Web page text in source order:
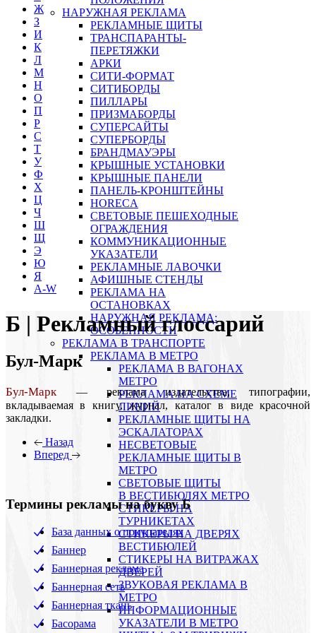
НАРУЖНАЯ РЕКЛАМА
РЕКЛАМНЫЕ ЩИТЫ
ТРАНСПАРАНТЫ-
ПЕРЕТЯЖКИ
АРКИ
СИТИ-ФОРМАТ
СИТИБОРДЫ
ПИЛЛАРЫ
ПРИЗМАБОРДЫ
СУПЕРСАЙТЫ
СУПЕРБОРДЫ
БРАНДМАУЭРЫ
КРЫШНЫЕ УСТАНОВКИ
КРЫШНЫЕ ПАНЕЛИ
ПАНЕЛЬ-КРОНШТЕЙНЫ
HORECA
СВЕТОВЫЕ ПЕШЕХОДНЫЕ
ОГРАЖДЕНИЯ
КОММУНИКАЦИОННЫЕ
УКАЗАТЕЛИ
РЕКЛАМНЫЕ ЛАВОЧКИ
АФИШНЫЕ СТЕНДЫ
РЕКЛАМА НА
ОСТАНОВКАХ
НАРУЖНАЯ РЕКЛАМА:
ОСОБЕННОСТИ
РЕКЛАМА В ТРАНСПОРТЕ
РЕКЛАМА В МЕТРО
РЕКЛАМА В ВАГОНАХ
МЕТРО
РЕКЛАМА НА СХЕМЕ
ЛИНИЙ
РЕКЛАМНЫЕ ЩИТЫ НА
ЭСКАЛАТОРАХ
НЕСВЕТОВЫЕ
РЕКЛАМНЫЕ ЩИТЫ В
МЕТРО
СВЕТОВЫЕ ЩИТЫ
В ВЕСТИБЮЛЯХ МЕТРО
СТИКЕРЫ НА
ТУРНИКЕТАХ
CТИКЕРЫ НА ДВЕРЯХ
ВЕСТИБЮЛЕЙ
CТИКЕРЫ НА ВИТРАЖАХ
ДВЕРЕЙ
ЗВУКОВАЯ РЕКЛАМА В
МЕТРО
ИНФОРМАЦИОННЫЕ
УКАЗАТЕЛИ В МЕТРО
Ж
З
И
К
Л
М
Н
О
П
Р
С
Т
У
Ф
Х
Ц
Ч
Ш
Щ
Э
Ю
Я
A-W
Б | Рекламный глоссарий
Бул-Марк
Бул-Марк — реклама издательства, типографии,
вкладываемая в книгу, журнал, каталог в виде красочной
закладки.
Назад
Вперед
Термины рекламы на букву Б
База данных о покупателях
Баннер
Баннерная реклама
Баннерная сеть
Баннерная ткань
Басорама